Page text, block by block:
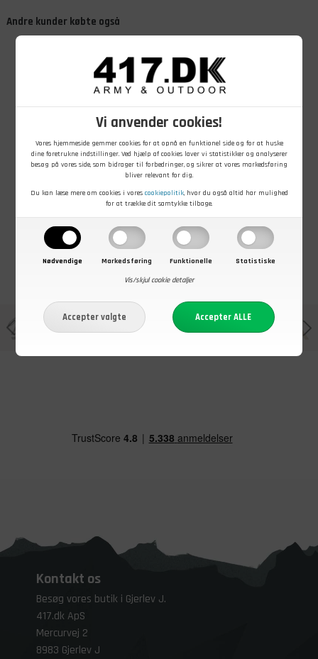
Vi anvender cookies!
Vores hjemmeside gemmer cookies for at opnå en funktionel side og for at huske
dine foretrukne indstillinger. Ved hjælp af cookies laver vi statistikker og analyserer
besøg på vores side, som bidrager til forbedringer, og sikrer at vores markedsføring
bliver relevant for dig.
Du kan læse mere om cookies i vores cookiepolitik, hvor du også altid har mulighed
for at trække dit samtykke tilbage.
Nødvendige Markedsføring Funktionelle
Statistiske
Vis/skjul cookie detaljer
Andre kunder købte også
99,00 DKK
Jerrycan-
lommelærke i
ml
På lager - Køb nu
49,00 DKK
Webbing bælte
med
kromspænde, 3
x 130 cm, Grøn
På lager - Køb nu
Kontakt os
Besøg vores butik i Gjerlev J.
417.dk ApS
Mercurvej 2
8983 Gjerlev J